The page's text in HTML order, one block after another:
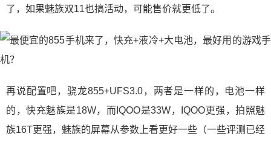
了，如果魅族双11也搞活动，可能售价就更低了。
再说配置吧，骁龙855+UFS3.0，两者是一样的，电池一样
的，快充魅族是18W，而IQOO是33W，IQOO更强，拍照魅
族16T更强，魅族的屏幕从参数上看更好一些（一些评测已经